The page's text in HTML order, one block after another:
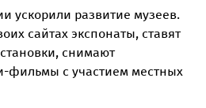
ускорили развитие музеев.
сайтах экспонаты, ставят
снимают
фильмы с участием местных